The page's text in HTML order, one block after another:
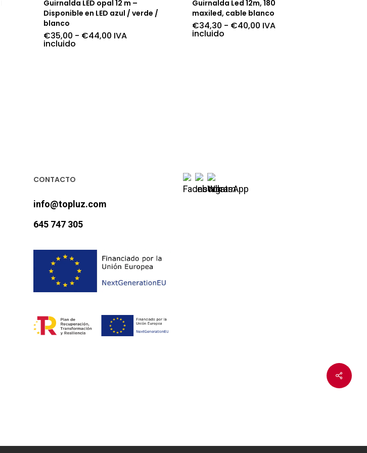
Guirnalda LED opal 12 m –
Disponible en LED azul / verde /
blanco
€35,00 - €44,00Rango
IVA
incluido
Guirnalda Led 12m, 180
maxiled, cable blanco
€34,30 - €40,00 Rango
IVA
incluido
CONTACTO
info@topluz.com
645 747 305